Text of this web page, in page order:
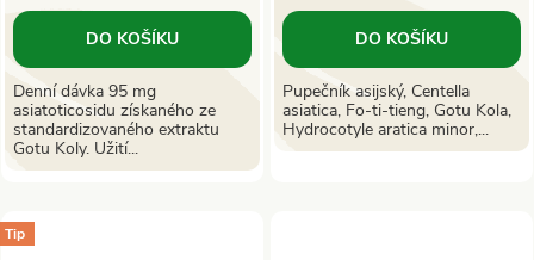
DO KOŠÍKU
Denní dávka 95 mg
asiatoticosidu získaného ze
standardizovaného extraktu
Gotu Koly. Užití...
DO KOŠÍKU
Pupečník asijský, Centella
asiatica, Fo-ti-tieng, Gotu Kola,
Hydrocotyle aratica minor,...
Tip